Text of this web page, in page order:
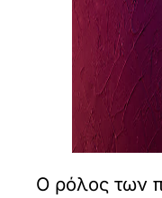
Ο ρόλος των